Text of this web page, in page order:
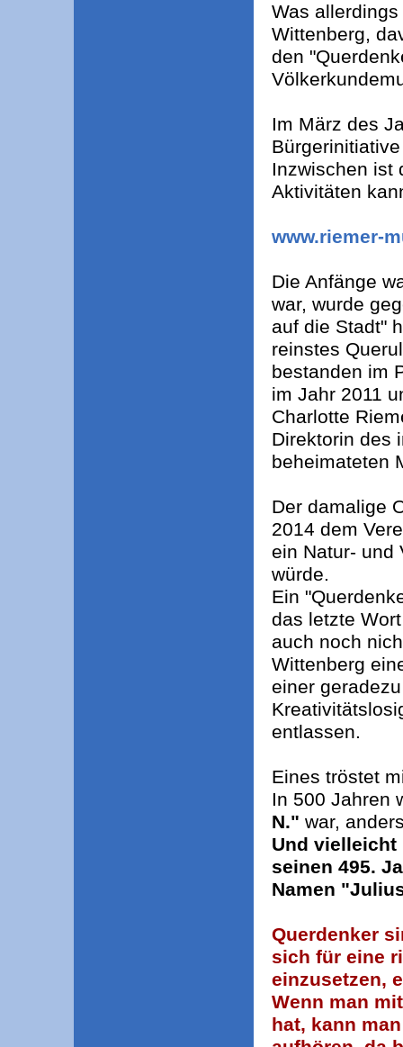
Was
Wittenberg,
den
Im März des
Inzwischen ist
Aktivitäten
www.riemer-
Die Anfänge
war, wurde
auf die Stadt"
reinstes
bestanden im
im Jahr 2011
Charlotte
Direktorin des
beheimateten
Der damalige
2014 dem
ein Natur- und
würde.
Ein
das letzte
auch noch
Wittenberg
einer
entlassen.
Eines tröstet
In 500 Jahren
N." war,
Und vielleicht
seinen 495.
Namen
Querdenker
sich für eine
einzusetzen,
Wenn man
hat, kann